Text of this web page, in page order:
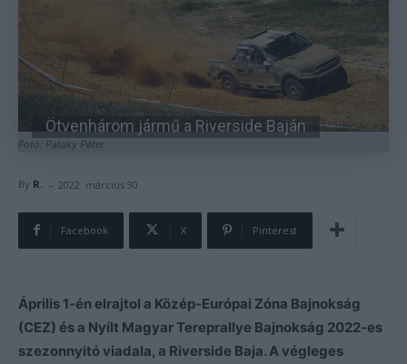
Fotó: Pataky Péter
Ötvenhárom jármű a Riverside Baján
By R. - 2022. március 30.
Facebook X Pinterest
Április 1-én elrajtol a Közép-Európai Zóna Bajnokság
(CEZ) és a Nyílt Magyar Tereprallye Bajnokság 2022-es
szezonnyitó viadala, a Riverside Baja. A végleges